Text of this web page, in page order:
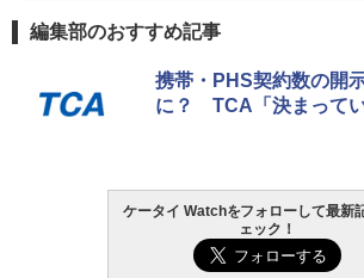
編集部のおすすめ記事
携帯・PHS契約数の開
に？ TCA「決まってい
ケータイ Watchをフォローして最新
ェック！